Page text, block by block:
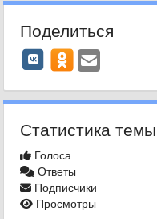
Поделиться
Статистика темы
Голоса
Ответы
Подписчики
Просмотры